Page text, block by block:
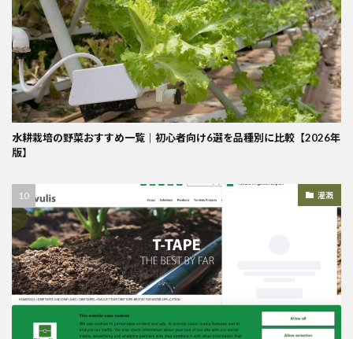
水耕栽培の野菜おすすめ一覧｜初心者向け6選を品種別に比較【2026年
版】
灌漑